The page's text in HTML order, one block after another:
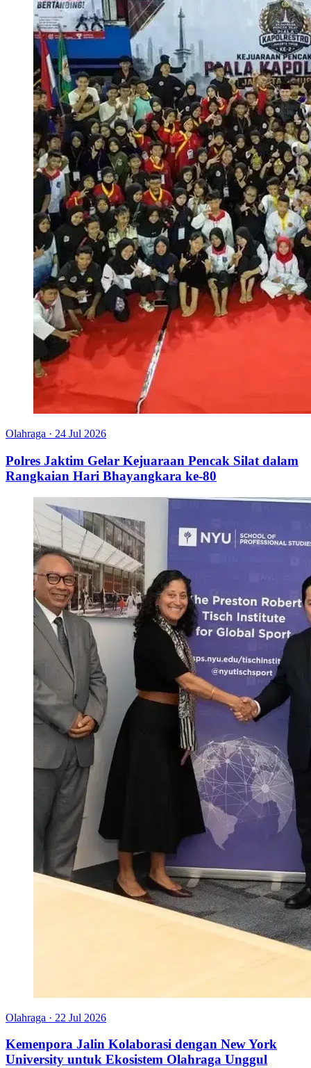
Olahraga · 24 Jul 2026
Polres Jaktim Gelar Kejuaraan Pencak Silat dalam
Rangkaian Hari Bhayangkara ke-80
Olahraga · 22 Jul 2026
Kemenpora Jalin Kolaborasi dengan New York
University untuk Ekosistem Olahraga Unggul